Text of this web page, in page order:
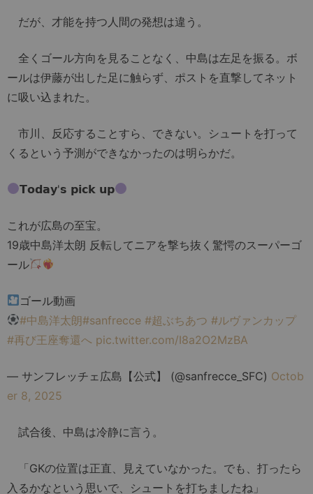
だが、才能を持つ人間の発想は違う。
全くゴール方向を見ることなく、中島は左足を振る。ボ
ールは伊藤が出した足に触らず、ポストを直撃してネット
に吸い込まれた。
市川、反応することすら、できない。シュートを打って
くるという予測ができなかったのは明らかだ。
𝗧𝗼𝗱𝗮𝘆'𝘀 𝗽𝗶𝗰𝗸 𝘂𝗽
これが広島の至宝。
19歳中島洋太朗 反転してニアを撃ち抜く驚愕のスーパーゴ
ール
ゴール動画
#中島洋太朗#sanfrecce #超ぶちあつ #ルヴァンカップ
#再び王座奪還へ pic.twitter.com/I8a2O2MzBA
— サンフレッチェ広島【公式】 (@sanfrecce_SFC) Octob
er 8, 2025
試合後、中島は冷静に言う。
「GKの位置は正直、見えていなかった。でも、打ったら
入るかなという思いで、シュートを打ちましたね」